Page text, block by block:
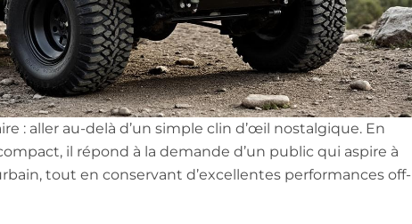
: aller au-delà d’un simple clin d’œil nostalgique. En
il répond à la demande d’un public qui aspire à
tout en conservant d’excellentes performances off-